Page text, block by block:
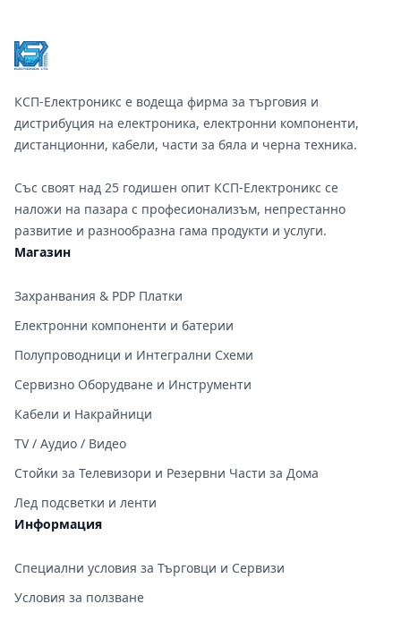
КСП-Електроникс е водеща фирма за търговия и
дистрибуция на електроника, електронни компоненти,
дистанционни, кабели, части за бяла и черна техника.
Със своят над 25 годишен опит КСП-Електроникс се
наложи на пазара с професионализъм, непрестанно
развитие и разнообразна гама продукти и услуги.
Магазин
Захранвания & PDP Платки
Електронни компоненти и батерии
Полупроводници и Интегрални Схеми
Сервизно Оборудване и Инструменти
Кабели и Накрайници
TV / Аудио / Видео
Стойки за Телевизори и Резервни Части за Дома
Лед подсветки и ленти
Информация
Специални условия за Търговци и Сервизи
Условия за ползване